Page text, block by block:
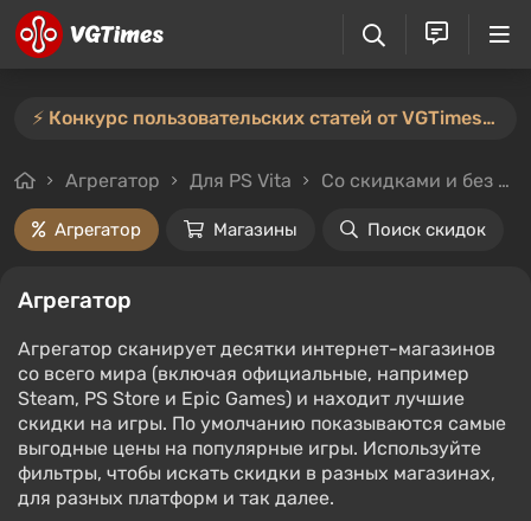
⚡️ Конкурс пользовательских статей от VGTimes продлён — участвуйте тут ⚡️
Агрегатор Для PS Vita Со скидками и без
Агрегатор Магазины Поиск скидок
Агрегатор
Агрегатор сканирует десятки интернет-магазинов
со всего мира (включая официальные, например
Steam, PS Store и Epic Games) и находит лучшие
скидки на игры. По умолчанию показываются самые
выгодные цены на популярные игры. Используйте
фильтры, чтобы искать скидки в разных магазинах,
для разных платформ и так далее.